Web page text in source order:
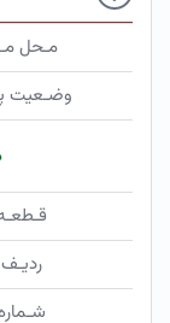
مـحل
وضـعیت